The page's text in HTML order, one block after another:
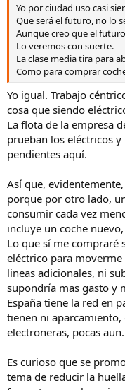
Yo por ciudad uso casi
Que será el futuro, no lo
Aunque creo que el
Lo veremos con suerte.
La clase media tira para
Como para comprar
Yo igual. Trabajo
cosa que siendo
La flota de la empresa
prueban los eléctricos
pendientes aquí.
Así que,
porque por otro lado,
consumir cada vez
incluye un coche
Lo que sí me compraré
eléctrico para
lineas adicionales, ni
supondría mas gasto y
España tiene la red en
tienen ni
electroneras, pocas
Es curioso que se
tema de reducir la